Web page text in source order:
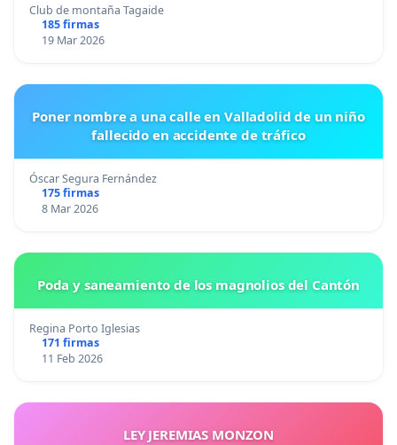
Club de montaña Tagaide
185 firmas
19 Mar 2026
Poner nombre a una calle en Valladolid de un niño
fallecido en accidente de tráfico
Óscar Segura Fernández
175 firmas
8 Mar 2026
Poda y saneamiento de los magnolios del Cantón
Regina Porto Iglesias
171 firmas
11 Feb 2026
LEY JEREMIAS MONZON